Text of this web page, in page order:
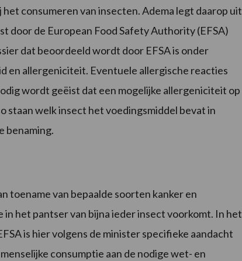
consumeren van insecten. Adema legt daarop uit
door de European Food Safety Authority (EFSA)
dat beoordeeld wordt door EFSA is onder
en allergeniciteit. Eventuele allergische reacties
wordt geëist dat een mogelijke allergeniciteit op
welk insect het voedingsmiddel bevat in
benaming.
toename van bepaalde soorten kanker en
het pantser van bijna ieder insect voorkomt. In het
is hier volgens de minister specifieke aandacht
consumptie aan de nodige wet- en